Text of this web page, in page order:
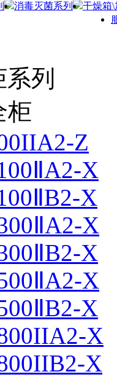
消毒灭菌系列
干燥箱\
列
柜
Z
X
X
X
X
X
X
X
X